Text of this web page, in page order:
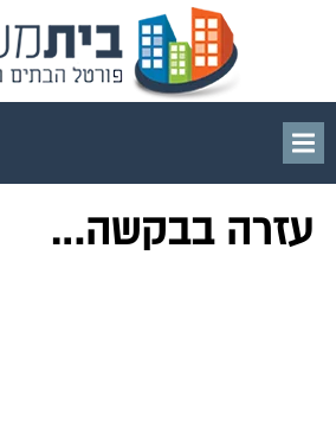
עזרה בבקשה…